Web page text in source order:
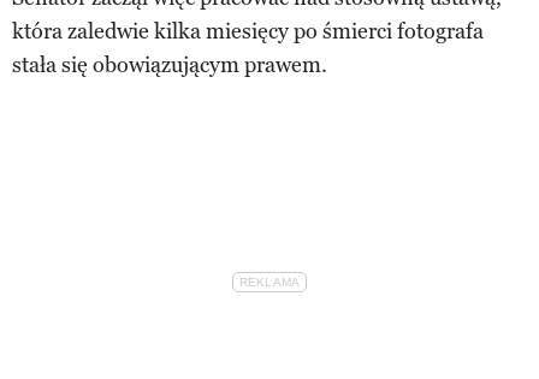
która zaledwie kilka miesięcy po śmierci fotografa
stała się obowiązującym prawem.